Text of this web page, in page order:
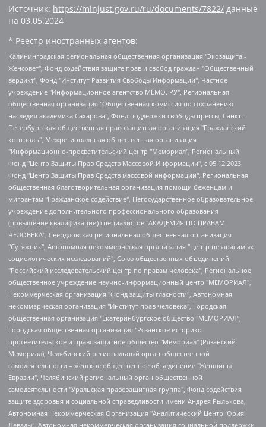
Источник: https://minjust.gov.ru/ru/documents/7822/ данные
на 03.05.2024
* Реестр иностранных агентов:
Калининградская региональная общественная организация "Экозащита!-Женсовет", Фонд содействия защите прав и свобод граждан "Общественный вердикт", Фонд "Институт Развития Свободы Информации", Частное учреждение "Информационное агентство МЕМО. РУ", Региональная общественная организация "Общественная комиссия по сохранению наследия академика Сахарова", Фонд поддержки свободы прессы, Санкт-Петербургская общественная правозащитная организация "Гражданский контроль", Межрегиональная общественная организация "Информационно-просветительский центр "Мемориал", Региональный Фонд "Центр Защиты Прав Средств Массовой Информации", с 05.12.2023 Фонд "Центр Защиты Прав Средств массовой информации", Региональная общественная благотворительная организация помощи беженцам и мигрантам "Гражданское содействие", Негосударственное образовательное учреждение дополнительного профессионального образования (повышение квалификации) специалистов "АКАДЕМИЯ ПО ПРАВАМ ЧЕЛОВЕКА", Свердловская региональная общественная организация "Сутяжник", Автономная некоммерческая организация "Центр независимых социологических исследований", Союз общественных объединений "Российский исследовательский центр по правам человека", Региональное общественное учреждение научно-информационный центр "МЕМОРИАЛ", Некоммерческая организация "Фонд защиты гласности", Автономная некоммерческая организация "Институт прав человека", Городская общественная организация "Екатеринбургское общество "МЕМОРИАЛ", Городская общественная организация "Рязанское историко-просветительское и правозащитное общество "Мемориал" (Рязанский Мемориал), Челябинский региональный орган общественной самодеятельности – женское общественное объединение "Женщины Евразии", Челябинский региональный орган общественной самодеятельности "Уральская правозащитная группа", Фонд содействия защите здоровья и социальной справедливости имени Андрея Рылькова, Автономная Некоммерческая Организация "Аналитический Центр Юрия Левады", Автономная некоммерческая организация социальной поддержки населения "Проект Апрель", Региональная общественная организация помощи женщинам и детям, находящимся в кризисной ситуации "Информационно-методический центр "Анна", Фонд содействия развитию массовых коммуникаций и правовому просвещению "Так-так-Так", Фонд содействия устойчивому развитию "Серебряная тайга", Свердловский региональный общественный фонд социальных проектов "Новое время", "Idel.Реалии", Кавказ.Реалии, Крым.Реалии, Телеканал Настоящее Время, Татаро-башкирская служба Радио Свобода (Azatliq Radiosi), Радио Свободная Европа/Радио Свобода (PCE/PC), "Сибирь.Реалии", "Фактограф", Благотворительный фонд помощи осужденным и их семьям, Автономная некоммерческая организация "Институт глобализации и социальных движений", Фонд "В защиту прав заключенных", Частное учреждение "Центр поддержки и содействия развитию средств массовой информации", Пензенский региональный общественный благотворительный фонд "Гражданский союз", "Север.Реалии", Некоммерческая организация Фонд "Правовая инициатива", Общество с ограниченной ответственностью "Радио Свободная Европа/Радио Свобода", Чешское информационное агентство "MEDIUM-ORIENT", Красноярская региональная общественная организация "Мы против СПИДа", Камалягин Денис Николаевич, Маркелов Сергей Евгеньевич, Пономарев Лев Александрович, Савицкая Людмила Алексеевна, Автономная некоммерческая организация "Центр по работе с проблемой насилия "НАСИЛИЮ.НЕТ", Межрегиональный профессиональный союз работников здравоохранения "Альянс врачей", Юридическое лицо, зарегистрированное в Латвийской Республике, SIA "Medusa Project" (регистрационный номер 40103797863, дата регистрации 10.06.2014), Некоммерческая организация "Фонд по борьбе с коррупцией", Автономная некоммерческая организация "Институт права и публичной политики", Баданин Роман Сергеевич, Гликин Максим Александрович, Железнова Мария Михайловна, Лукьянова Юлия Сергеевна, Маетная Елизавета Витальевна, Маняхин Петр Борисович, Чуракова Ольга Владимировна, Ярош Юлия Петровна, Юридическое лицо "The Insider SIA", зарегистрированное в Риге, Латвийская Республика (дата регистрации 26.06.2015), являющееся администратором доменного имени интернет-издания "The Insider SIA", https://theins.ru, Постернак Алексей Евгеньевич, Рубин Михаил Аркадьевич, Анин Роман Александрович, Юридическое лицо Istories fonds, зарегистрированное в Латвийской Республике (регистрационный номер 50008295751, дата регистрации 24.02.2020), Великовский Дмитрий Александрович, Долинина Ирина Николаевна, Мароховская Алеся Алексеевна, Шлейнов Роман Юрьевич, Шмагун Олеся Валентиновна, Общество с ограниченной ответственностью "Альтаир 2021", Общество с ограниченной ответственностью "Вега 2021", Общество с ограниченной ответственностью "Главный редактор 2021", Общество с ограниченной ответственностью "Ромашки монолит", Важенков Артем Валерьевич, Ивановская областная общественная организация "Центр гендерных исследований", Гурман Юрий Альбертович, Медиапроект "ОВД-Инфо", Егоров Владимир Владимирович, Жилинский Владимир Александрович, Общество с ограниченной ответственностью "ЗП", Иванова София Юрьевна, Карезина Инна Павловна, Кильтау Екатерина Викторовна, Петров Алексей Викторович, Пискунов Сергей Евгеньевич, Смирнов Сергей Сергеевич, Тихонов Михаил Сергеевич, Общество с ограниченной ответственностью "ЖУРНАЛИСТ-ИНОСТРАННЫЙ АГЕНТ", Арапова Галина Юрьевна, Вольтская Татьяна Анатольевна, Американская компания "Mason G.E.S. Anonymous Foundation" (США), являющаяся владельцем интернет-издания https://mnews.world/, Компания "Stichting Bellingcat", зарегистрированная в Нидерландах (дата регистрации 11.07.2018), Захаров Андрей Вячеславович, Клепиковская Екатерина Дмитриевна, Общество с ограниченной ответственностью "МЕМО", Перл Роман Александрович, Симонов Евгений Алексеевич, Соловьева Елена Анатольевна, Сотников Даниил Владимирович, Сурначева Елизавета Дмитриевна, Автономная некоммерческая организация по защите прав человека и информированию населения "Якутия – Наше Мнение", Общество с ограниченной ответственностью "Москоу диджитал медиа", с 26.01.2023 Общество с ограниченной ответственностью "Чайка Белые сады", Ветошкина Валерия Валерьевна, Заговора Максим Александрович, Межрегиональное общественное движение "Российская ЛГБТ - сеть", Оленичев Максим Владимирович, Павлов Иван Юрьевич, Скворцова Елена Сергеевна, Общество с ограниченной ответственностью "Как бы инагент", Кочетков Игорь Викторович, Общество с ограниченной ответственностью "Честные выборы", Еланчик Олег Александрович, Общество с ограниченной ответственностью "Нобелевский призыв", Гималова Регина Эмилевна, Григорьев Андрей Валерьевич, Григорьева Алина Александровна, Ассоциация по содействию защите прав призывников, альтернативнослужащих и военнослужащих "Правозащитная группа "Гражданин.Армия.Право", Хисамова Регина Фаритовна, Автономная некоммерческая организация по реализации социально-правовых программ "Лилит", Дальневосточное общественное движение "Маяк", Санкт-Петербургская ЛГБТ-инициативная группа "Выход", Инициативная группа ЛГБТ+ "Реверс", Алексеев Андрей Викторович, Бекбулатова Таисия Львовна, Беляев Иван Михайлович, Владыкина Елена Сергеевна, Гельман Марат Александрович, Никульшина Вероника Юрьевна, Толоконникова Надежда Андреевна, Шендерович Виктор Анатольевич, Общество с ограниченной ответственностью "Данное сообщение", Общество с ограниченной ответственностью Издательский дом "Новая глава", Айнбиндер Александра Александровна, Московский комьюнити-центр для ЛГБТ+инициатив, Благотворительный фонд развития филантропии, Deutsche Welle (Германия, Kurt-Schumacher-Strasse 3, 53113 Bonn), Борзунова Мария Михайловна, Воробьев Виктор Викторович, Голубева Анна Львовна, Константинова Алла Михайловна, Малкова Ирина Владимировна, Мурадов Мурад Абдулгалимович, Осетинская Елизавета Николаевна, Понасенков Евгений Николаевич, Ганапольский Матвей Юрьевич, Киселев Евгений Алексеевич, Борухович Ирина Григорьевна, Дремин Иван Тимофеевич, Дубровский Дмитрий Викторович, Красноярская региональная общественная организация поддержки и развития альтернативных образовательных технологий и межкультурных коммуникаций "ИНТЕРРА", Маяковская Екатерина Алексеевна, Фейгин Марк Захарович, Филимонов Андрей Викторович, Дзугкоева Регина Николаевна, Доброхотов Роман Александрович, Дудь Юрий Александрович, Елкин Сергей Владимирович, Кругликов Кирилл Игоревич, Сабунаева Мария Леонидовна, Семенов Алексей Владимирович, Шаинян Карен Багратович, Шульман Екатерина Михайловна, Асафьев Артур Валерьевич, Вахштайн Виктор Семенович, Венедиктов Алексей Алексеевич, Лушникова Екатерина Евгеньевна, Волков Леонид Михайлович, Невзоров Александр Глебович, Пархоменко Сергей Борисович, Сироткин Ярослав Николаевич, Кара-Мурза Владимир Владимирович, Баранова Наталья Владимировна, Гозман Леонид Яковлевич, Кагарлицкий Борис Юльевич, Климарев Михаил Валерьевич, Милов Владимир Станиславович, Автономная некоммерческая организация Краснодарский центр современного искусства "Типография", Моргенштерн Алишер Тагирович, Соболь Любовь Эдуардовна, Общество с ограниченной ответственностью "ЛИЗА НОРМ", Каспаров Гарри Кимович, Ходорковский Михаил Борисович, Общество с ограниченной ответственностью "Апрельские тезисы", Данилович Ирина Брониславовна, Кашин Олег Владимирович, Петров Николай Владимирович, Пивоваров Алексей Владимирович, Соколов Михаил Владимирович, Цветкова Юлия Владимировна, Чичваркин Евгений Александрович, Комитет против пыток/Команда против пыток, Общество с ограниченной ответственностью "Первый научный", Общество с ограниченной ответственностью "Вертолет и ко", Белоцерковская Вероника Борисовна, Кац Максим Евгеньевич, Лазарева Татьяна Юрьевна, Шаведдинов Руслан Табризович, Яшин Илья Валерьевич, Общество с ограниченной ответственностью "Иноагент ААВ", Алешковский Дмитрий Петрович, Альбац Евгения Марковна, Быков Дмитрий Львович, Галямина Юлия Евгеньевна, Лойко Сергей Леонидович, Мартынов Кирилл Константинович, Медведев Сергей Александрович, Крашенинников Федор Геннадиевич, Гордеева Катерина Вл